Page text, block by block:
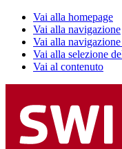
Vai alla homepage
Vai alla navigazione
Vai alla
Vai alla selezione
Vai al contenuto